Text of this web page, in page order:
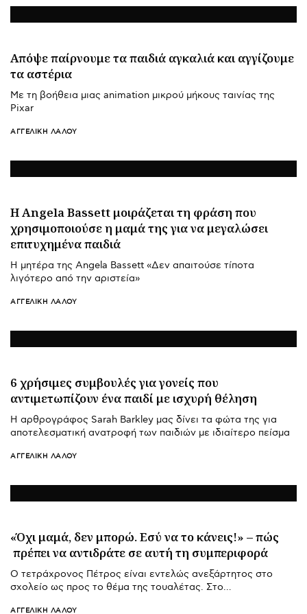
Απόψε παίρνουμε τα παιδιά αγκαλιά και αγγίζουμε
τα αστέρια
Με τη βοήθεια μιας animation μικρού μήκους ταινίας της
Pixar
ΑΓΓΕΛΙΚΉ ΛΆΛΟΥ
Η Angela Bassett μοιράζεται τη φράση που
χρησιμοποιούσε η μαμά της για να μεγαλώσει
επιτυχημένα παιδιά
Η μητέρα της Angela Bassett «Δεν απαιτούσε τίποτα
λιγότερο από την αριστεία»
ΑΓΓΕΛΙΚΉ ΛΆΛΟΥ
6 χρήσιμες συμβουλές για γονείς που
αντιμετωπίζουν ένα παιδί με ισχυρή θέληση
H αρθρογράφος Sarah Barkley μας δίνει τα φώτα της για
αποτελεσματική ανατροφή των παιδιών με ιδιαίτερο πείσμα
ΑΓΓΕΛΙΚΉ ΛΆΛΟΥ
«Όχι μαμά, δεν μπορώ. Εσύ να το κάνεις!» – πώς
πρέπει να αντιδράτε σε αυτή τη συμπεριφορά
Ο τετράχρονος Πέτρος είναι εντελώς ανεξάρτητος στο
σχολείο ως προς το θέμα της τουαλέτας. Στο…
ΑΓΓΕΛΙΚΉ ΛΆΛΟΥ